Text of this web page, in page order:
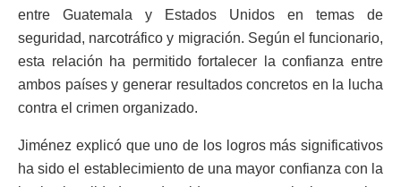
entre Guatemala y Estados Unidos en temas de
seguridad, narcotráfico y migración. Según el funcionario,
esta relación ha permitido fortalecer la confianza entre
ambos países y generar resultados concretos en la lucha
contra el crimen organizado.
Jiménez explicó que uno de los logros más significativos
ha sido el establecimiento de una mayor confianza con la